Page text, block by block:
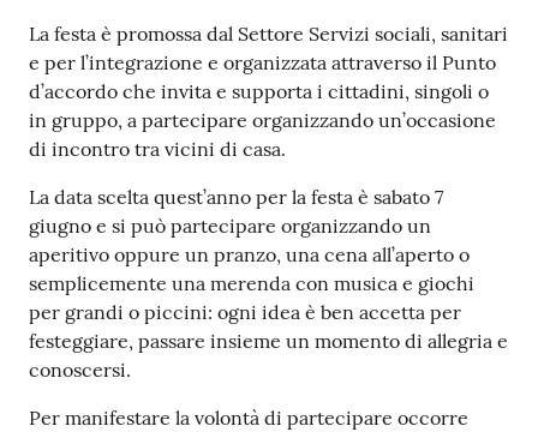
La festa è promossa dal Settore Servizi sociali, sanitari
e per l’integrazione e organizzata attraverso il Punto
d’accordo che invita e supporta i cittadini, singoli o
in gruppo, a partecipare organizzando un’occasione
di incontro tra vicini di casa.
La data scelta quest’anno per la festa è sabato 7
giugno e si può partecipare organizzando un
aperitivo oppure un pranzo, una cena all’aperto o
semplicemente una merenda con musica e giochi
per grandi o piccini: ogni idea è ben accetta per
festeggiare, passare insieme un momento di allegria e
conoscersi.
Per manifestare la volontà di partecipare occorre